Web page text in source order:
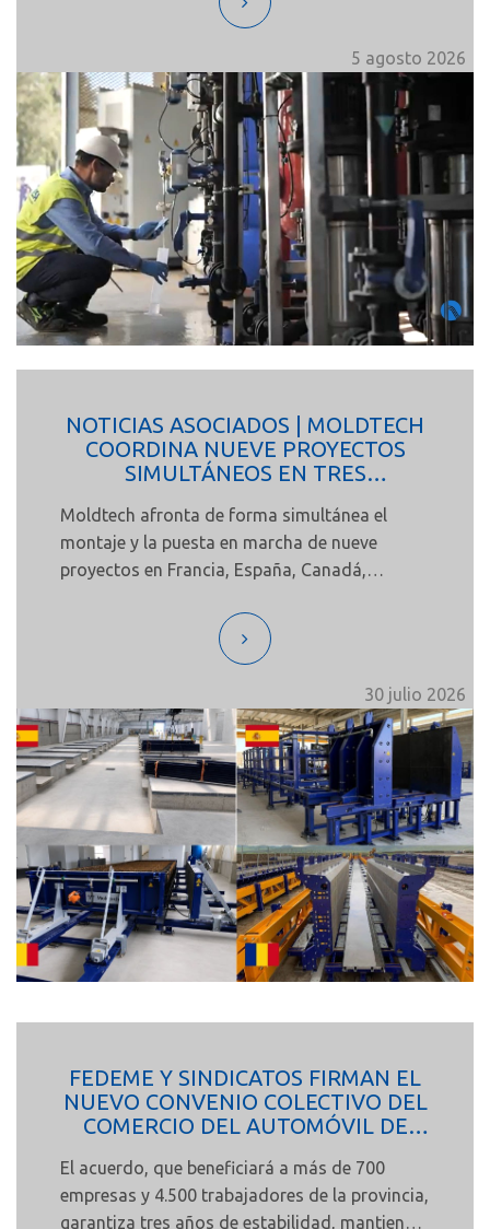
5 agosto 2026
30 julio 2026
NOTICIAS ASOCIADOS | MOLDTECH
COORDINA NUEVE PROYECTOS
SIMULTÁNEOS EN TRES
Moldtech afronta de forma simultánea el
montaje y la puesta en marcha de nueve
proyectos en Francia, España, Canadá,
internacional, desarrollado entre Europa,
América y África, refleja no solo la capacidad
equipos destinados a diferentes aplicaciones
del prefabricado de hormigón, sino también la
solidez de su estructura industrial, logística y
organizativa.
FEDEME Y SINDICATOS FIRMAN EL
NUEVO CONVENIO COLECTIVO DEL
COMERCIO DEL AUTOMÓVIL DE
2028
El acuerdo, que beneficiará a más de 700
empresas y 4.500 trabajadores de la provincia,
garantiza tres años de estabilidad, mantiene